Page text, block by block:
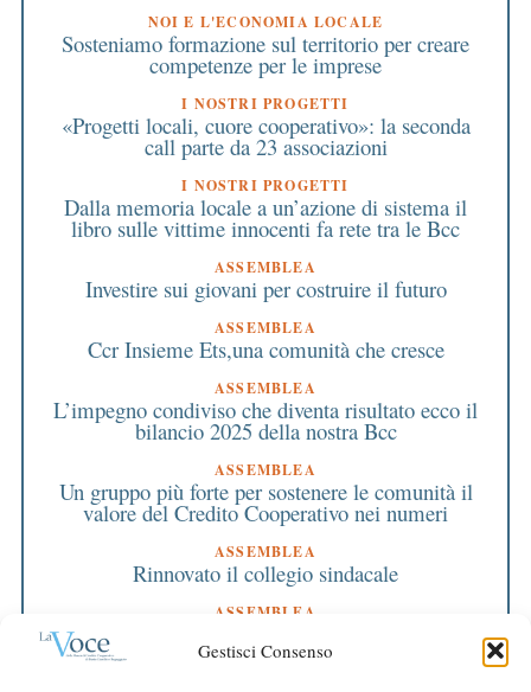
Gestisci Consenso
NOI E L'ECONOMIA LOCALE
Sosteniamo formazione sul territorio per creare
competenze per le imprese
I NOSTRI PROGETTI
«Progetti locali, cuore cooperativo»: la seconda
call parte da 23 associazioni
I NOSTRI PROGETTI
Dalla memoria locale a un’azione di sistema il
libro sulle vittime innocenti fa rete tra le Bcc
ASSEMBLEA
Investire sui giovani per costruire il futuro
ASSEMBLEA
Ccr Insieme Ets,una comunità che cresce
ASSEMBLEA
L’impegno condiviso che diventa risultato ecco il
bilancio 2025 della nostra Bcc
ASSEMBLEA
Un gruppo più forte per sostenere le comunità il
valore del Credito Cooperativo nei numeri
ASSEMBLEA
Rinnovato il collegio sindacale
ASSEMBLEA
Bilancio approvato all’unanimità e 2 milioni
destinati al territorio